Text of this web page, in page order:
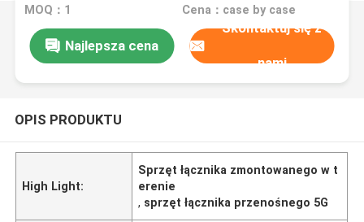
MOQ：1 Cena：case by case
Najlepsza cena
Skontaktuj się z
nami
OPIS PRODUKTU
High Light:
Sprzęt łącznika zmontowanego w t
erenie
, sprzęt łącznika przenośnego 5G